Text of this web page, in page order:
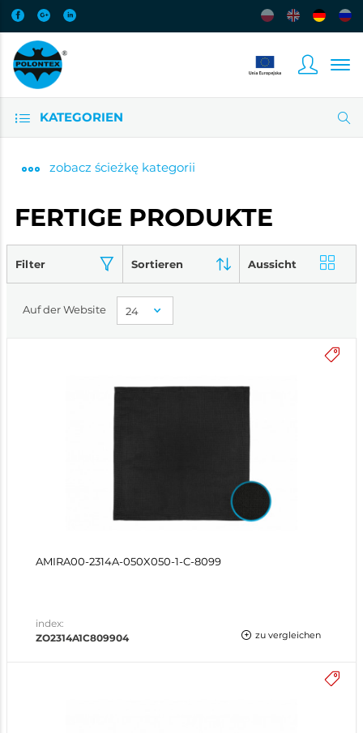
KATEGORIEN
zobacz ścieżkę kategorii
FERTIGE PRODUKTE
Filter Sortieren Aussicht
Auf der Website
AMIRA00-2314A-050X050-1-C-8099
index:
ZO2314A1C809904
zu vergleichen